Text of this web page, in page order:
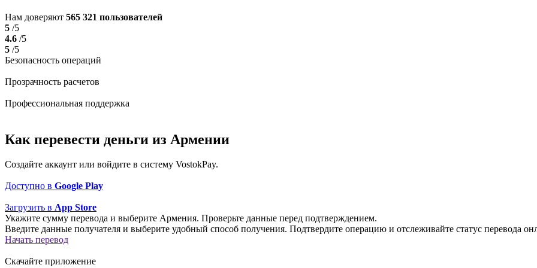
Нам доверяют 565 321 пользователей
5 /5
4.6 /5
5 /5
Безопасность операций
Прозрачность расчетов
Профессиональная поддержка
Как перевести деньги из Армении
Создайте аккаунт или войдите в систему VostokPay.
Доступно в Google Play
Загрузить в App Store
Укажите сумму перевода и выберите Армения. Проверьте данные перед подтверждением.
Введите данные получателя и выберите удобный способ получения. Подтвердите операцию и отслеживайте статус перевода
Начать перевод
Скачайте приложение